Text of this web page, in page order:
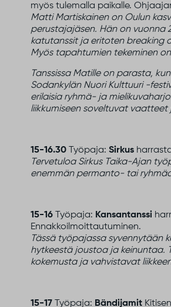
myös tulemalla paikalle.
Matti Martiskainen on Oulun
perustajajäsen. Hän on vuonna
katutanssit ja eritoten breaking
Myös tapahtumien tekeminen
Tanssissa Matille on parasta,
Sodankylän Nuori Kulttuuri -
erilaisia ryhmä- ja
liikkumiseen soveltuvat vaatteet
15-16.30 Työpaja:Sirkus
Tervetuloa Sirkus Taika-Ajan
enemmän permanto- tai
15-16 Työpaja: Kansantanssi
Ennakkoilmoittautuminen.
Tässä työpajassa syvennytään
hytkeestä joustoa ja keinuntaa.
kokemusta ja vahvistavat
15-17 Työpaja: Bändijamit